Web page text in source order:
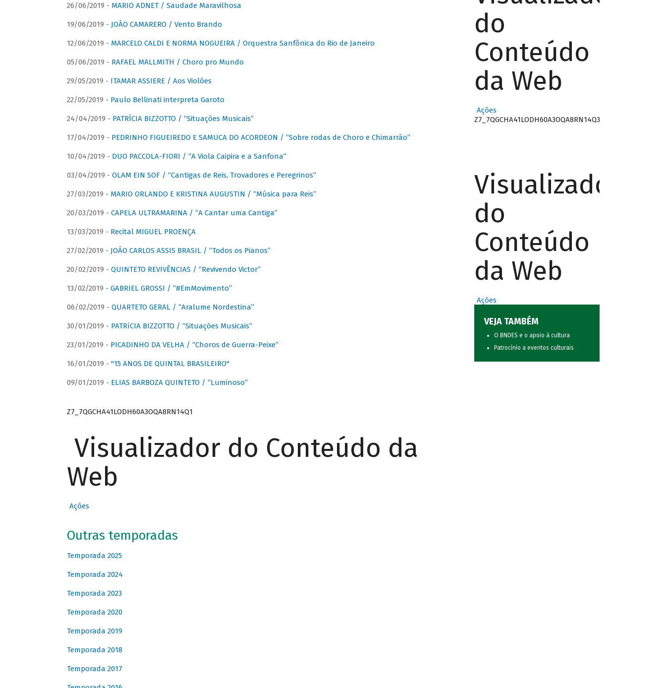
26/06/2019 - MARIO ADNET / Saudade Maravilhosa
19/06/2019 - JOÃO CAMARERO / Vento Brando
12/06/2019 - MARCELO CALDI E NORMA NOGUEIRA / Orquestra Sanfônica do Rio de Janeiro
05/06/2019 - RAFAEL MALLMITH / Choro pro Mundo
29/05/2019 - ITAMAR ASSIERE / Aos Violões
22/05/2019 - Paulo Bellinati interpreta Garoto
24/04/2019 - PATRÍCIA BIZZOTTO / “Situações Musicais”
17/04/2019 - PEDRINHO FIGUEIREDO E SAMUCA DO ACORDEON / “Sobre rodas de Choro e Chimarrão”
10/04/2019 - DUO PACCOLA-FIORI / “A Viola Caipira e a Sanfona”
03/04/2019 - OLAM EIN SOF / “Cantigas de Reis, Trovadores e Peregrinos”
27/03/2019 - MARIO ORLANDO E KRISTINA AUGUSTIN / “Música para Reis”
20/03/2019 - CAPELA ULTRAMARINA / “A Cantar uma Cantiga”
13/03/2019 - Recital MIGUEL PROENÇA
27/02/2019 - JOÃO CARLOS ASSIS BRASIL / “Todos os Pianos”
20/02/2019 - QUINTETO REVIVÊNCIAS / “Revivendo Victor”
13/02/2019 - GABRIEL GROSSI / “#EmMovimento”
06/02/2019 - QUARTETO GERAL / “Aralume Nordestina”
30/01/2019 - PATRíCIA BIZZOTTO / “Situações Musicais”
23/01/2019 - PICADINHO DA VELHA / “Choros de Guerra-Peixe”
16/01/2019 - "15 ANOS DE QUINTAL BRASILEIRO"
09/01/2019 - ELIAS BARBOZA QUINTETO / “Luminoso”
Z7_7QGCHA41LODH60A3OQA8RN14Q1
Visualizador do Conteúdo da
Web
Ações
Outras temporadas
Temporada 2025
Temporada 2024
Temporada 2023
Temporada 2020
Temporada 2019
Temporada 2018
Temporada 2017
do
Conteúdo
da Web
Ações
Z7_7QGCHA41LODH60A3OQA8RN14Q3
Visualizador
do
Conteúdo
da Web
Ações
VEJA TAMBÉM
O BNDES e o apoio à cultura
Patrocínio a eventos culturais